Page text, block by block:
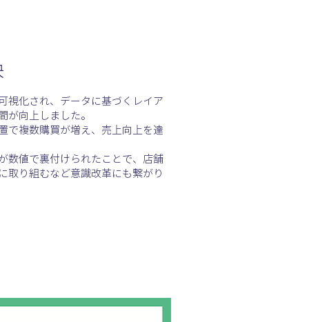
視化され、データに基づくレイア
が向上しました。
で複数購買が増え、売上向上を達
数値で裏付けられたことで、店舗
取り組むなど意識改革にも繋がり